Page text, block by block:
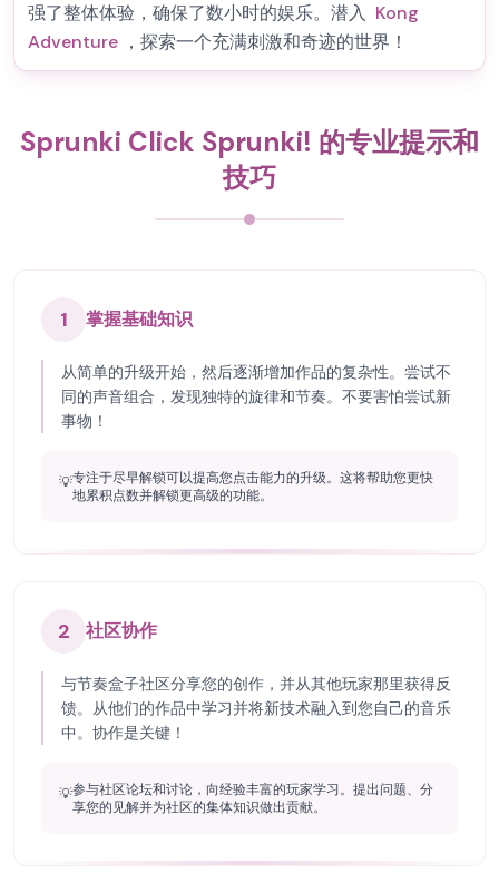
强了整体体验，确保了数小时的娱乐。潜入 Kong
Adventure ，探索一个充满刺激和奇迹的世界！
Sprunki Click Sprunki! 的专业提示和
技巧
1 掌握基础知识
从简单的升级开始，然后逐渐增加作品的复杂性。尝试不
同的声音组合，发现独特的旋律和节奏。不要害怕尝试新
事物！
💡专注于尽早解锁可以提高您点击能力的升级。这将帮助您更快
地累积点数并解锁更高级的功能。
2 社区协作
与节奏盒子社区分享您的创作，并从其他玩家那里获得反
馈。从他们的作品中学习并将新技术融入到您自己的音乐
中。协作是关键！
💡参与社区论坛和讨论，向经验丰富的玩家学习。提出问题、分
享您的见解并为社区的集体知识做出贡献。